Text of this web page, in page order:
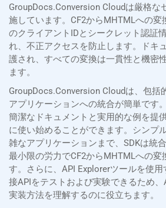
GroupDocs.Conversion Cloudは厳格な
施しています。CF2からMHTMLへの変
のクライアントIDとシークレット認証
れ、不正アクセスを防止します。ドキ
護され、すべての変換は一貫性と機密
ます。
GroupDocs.Conversion Cloudは、包括
アプリケーションへの統合が簡単です
簡潔なドキュメントと実用的な例を提
に使い始めることができます。シンプ
雑なアプリケーションまで、SDKは統
最小限の労力でCF2からMHTMLへの変
す。さらに、API Explorerツールを使
接APIをテストおよび実験できるため
実装方法を理解するのに役立ちます。